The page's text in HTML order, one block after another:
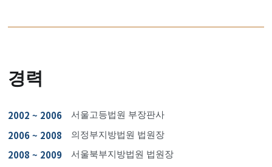
경력
2002 ~ 2006 서울고등법원 부장판사
2006 ~ 2008 의정부지방법원 법원장
2008 ~ 2009 서울북부지방법원 법원장